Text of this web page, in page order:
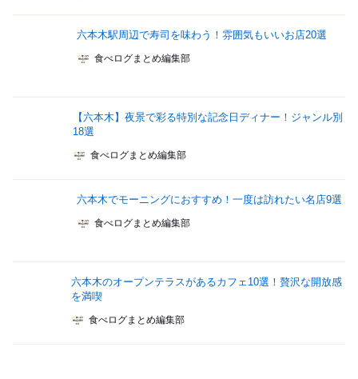
六本木駅周辺で寿司を味わう！雰囲気もいいお店20選
食べログまとめ編集部
【六本木】夜景で彩る特別な記念日ディナー！ジャンル別
18選
食べログまとめ編集部
六本木でモーニングにおすすめ！一度は訪れたい名店9選
食べログまとめ編集部
六本木のオープンテラスがあるカフェ10選！贅沢な開放感
を満喫
食べログまとめ編集部